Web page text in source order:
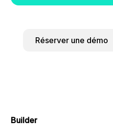
Réserver une démo
Builder